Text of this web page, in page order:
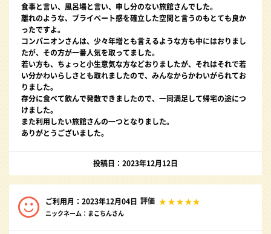
食事と言い、風呂場と言い、申し分のない旅館さんでした。
離れのような、プライベート感を確立した空間と言うのもとても良か
ったですよ。
コンパニオンさんは、少々年増とも言えるような方も中にはおりまし
たが、その方が一番人気を取ってました。
若い方も、ちょっと小生意気な方などおりましたが、それはそれで若
い分かわいらしさとも取れましたので、みんなからかわいがられてお
りました。
存分に食べて飲んで発散できましたので、一同満足して帰宅の途につ
けました。
また利用したい旅館さんの一つとなりました。
ありがとうございました。
投稿日：2023年12月12日
ご利用月：2023年12月04日 評価
ニックネーム：まこちんさん